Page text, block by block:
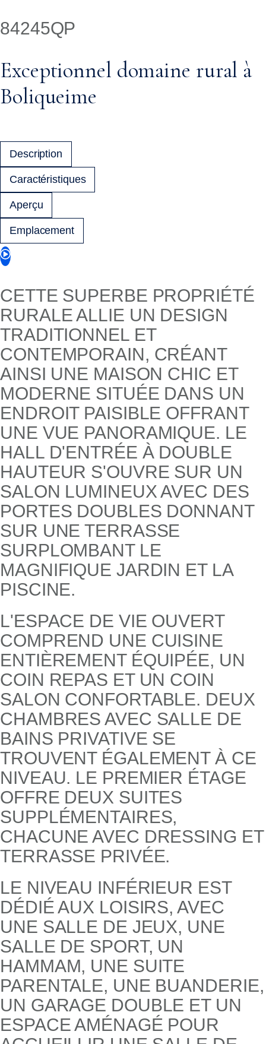
84245QP
Exceptionnel domaine rural à
Boliqueime
Description
Caractéristiques
Aperçu
Emplacement
CETTE SUPERBE PROPRIÉTÉ
RURALE ALLIE UN DESIGN
TRADITIONNEL ET
CONTEMPORAIN, CRÉANT
AINSI UNE MAISON CHIC ET
MODERNE SITUÉE DANS UN
ENDROIT PAISIBLE OFFRANT
UNE VUE PANORAMIQUE. LE
HALL D'ENTRÉE À DOUBLE
HAUTEUR S'OUVRE SUR UN
SALON LUMINEUX AVEC DES
PORTES DOUBLES DONNANT
SUR UNE TERRASSE
SURPLOMBANT LE
MAGNIFIQUE JARDIN ET LA
PISCINE.
L'ESPACE DE VIE OUVERT
COMPREND UNE CUISINE
ENTIÈREMENT ÉQUIPÉE, UN
COIN REPAS ET UN COIN
SALON CONFORTABLE. DEUX
CHAMBRES AVEC SALLE DE
BAINS PRIVATIVE SE
TROUVENT ÉGALEMENT À CE
NIVEAU. LE PREMIER ÉTAGE
OFFRE DEUX SUITES
SUPPLÉMENTAIRES,
CHACUNE AVEC DRESSING ET
TERRASSE PRIVÉE.
LE NIVEAU INFÉRIEUR EST
DÉDIÉ AUX LOISIRS, AVEC
UNE SALLE DE JEUX, UNE
SALLE DE SPORT, UN
HAMMAM, UNE SUITE
PARENTALE, UNE BUANDERIE,
UN GARAGE DOUBLE ET UN
ESPACE AMÉNAGÉ POUR